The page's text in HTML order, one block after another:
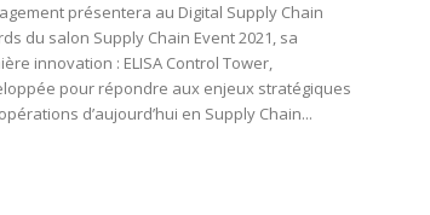
présentera au Digital Supply Chain
du salon Supply Chain Event 2021, sa
innovation : ELISA Control Tower,
pour répondre aux enjeux stratégiques
d’aujourd’hui en Supply Chain...